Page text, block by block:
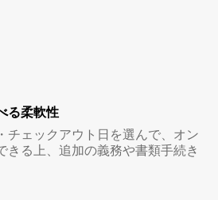
る柔軟性
チェックアウト日を選んで、オン
きる上、追加の義務や書類手続き